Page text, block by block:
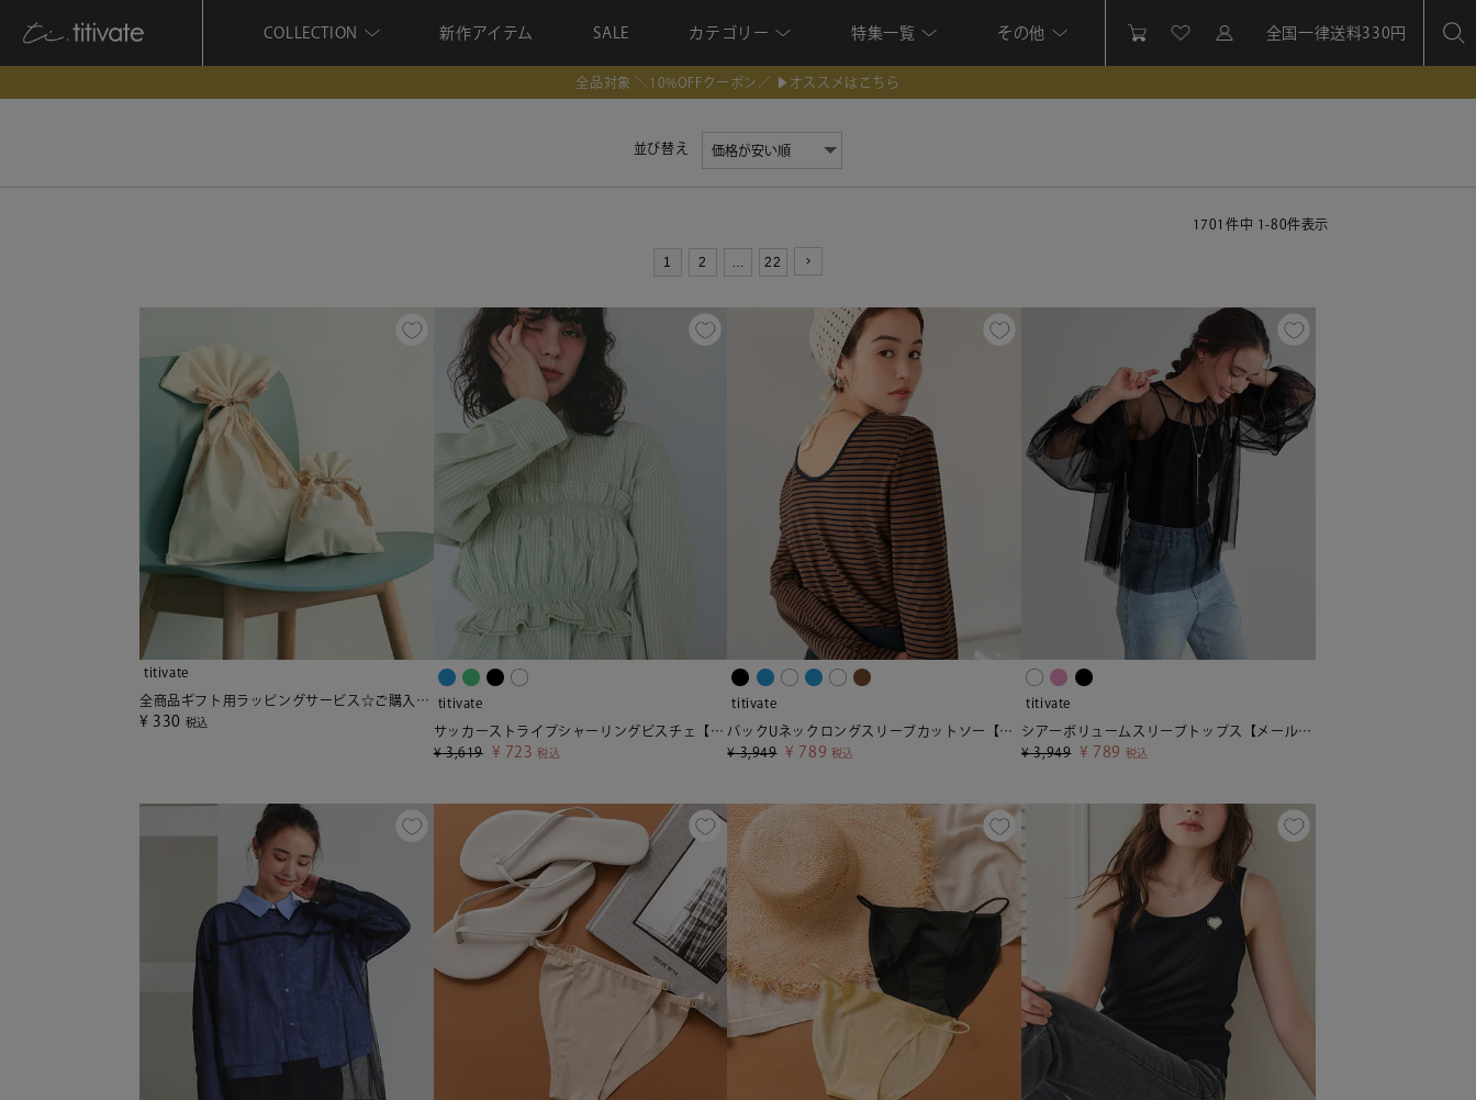
COLLECTION 新作アイテム SALE カテゴリー 特集一覧 その他 全国一律送料330円
★ AUTUMN LOOKBOOK 公開 ★
並び替え
1701 件中 1-80件表示
1 2 … 22
titivate
全商品ギフト用ラッピングサービス☆ご購入者様用 単品購入不可
¥ 330 税込
titivate
サッカーストライプシャーリングビスチェ【メール便可／70】
¥ 3,619 ¥ 723 税込
titivate
バックUネックロングスリーブカットソー【メール便可／80】
¥ 3,949 ¥ 789 税込
titivate
シアーボリュームスリーブトップス【メール便可／100】
¥ 3,949 ¥ 789 税込